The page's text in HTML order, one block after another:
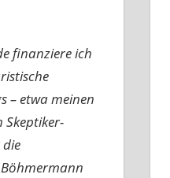
finanziere ich
– etwa meinen
Skeptiker-